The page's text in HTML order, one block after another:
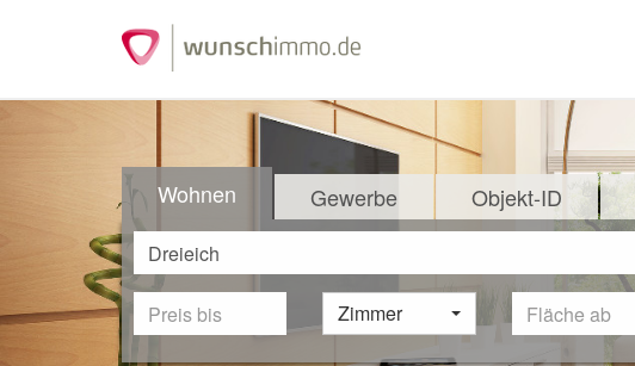
Wohnen Gewerbe Objekt-ID
Zimmer